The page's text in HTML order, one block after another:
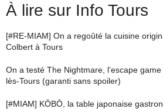
À lire sur Info Tours
[#RE-MIAM] On a regoûté la cuisine
Colbert à Tours
On a testé The Nightmare, l’escape
lès-Tours (garanti sans spoiler)
[#MIAM] KŌBŌ, la table japonaise